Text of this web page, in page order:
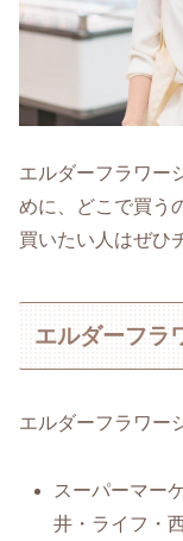
エルダーフラワー
めに、どこで買う
買いたい人はぜひ
エルダーフラ
エルダーフラワー
スーパーマー
井・ライフ・